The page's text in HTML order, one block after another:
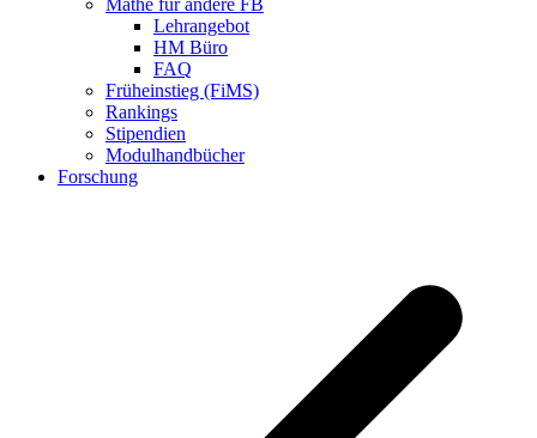
Mathe für andere FB
Lehrangebot
HM Büro
FAQ
Früheinstieg (FiMS)
Rankings
Stipendien
Modulhandbücher
Forschung